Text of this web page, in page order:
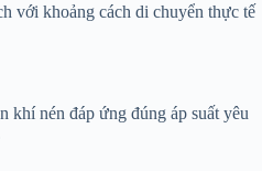
với khoảng cách di chuyển thực tế
khí nén đáp ứng đúng áp suất yêu